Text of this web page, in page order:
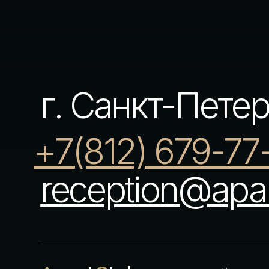
© АПАРТСТЕЛЬ. ВСЕ ПРАВА ЗАЩИЩЕНЫ. НОМЕР
РЕЕСТРОВОЙ ЗАПИСИ В ЕДИНОМ РЕЕСТРЕ ОБЪЕКТОВ
КЛАССИФИКАЦИИ В СФЕРЕ ТУРИСТСКОЙ
ИНДУСТРИИ С782024003533
ИСПОЛЬЗОВАНИЕМ COOKIE
Инфраструктура